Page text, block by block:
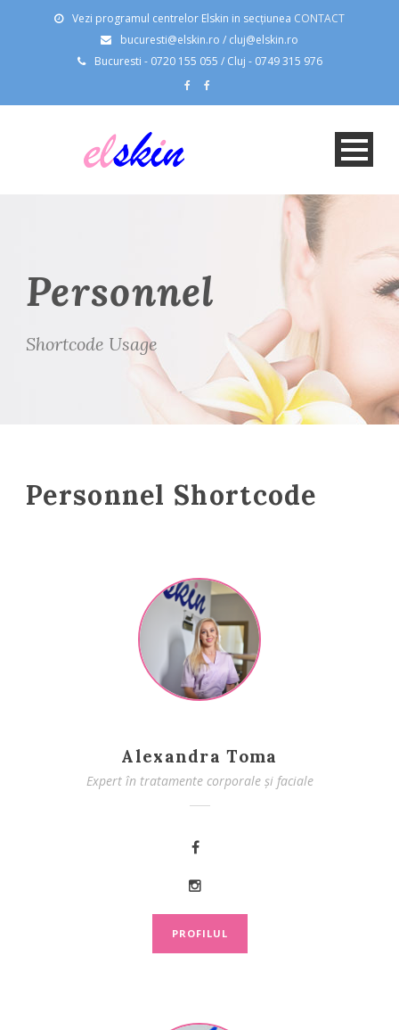
Vezi programul centrelor Elskin in secțiunea CONTACT
bucuresti@elskin.ro / cluj@elskin.ro
Bucuresti - 0720 155 055 / Cluj - 0749 315 976
Personnel
Shortcode Usage
Personnel Shortcode
Alexandra Toma
Expert în tratamente corporale și faciale
PROFILUL